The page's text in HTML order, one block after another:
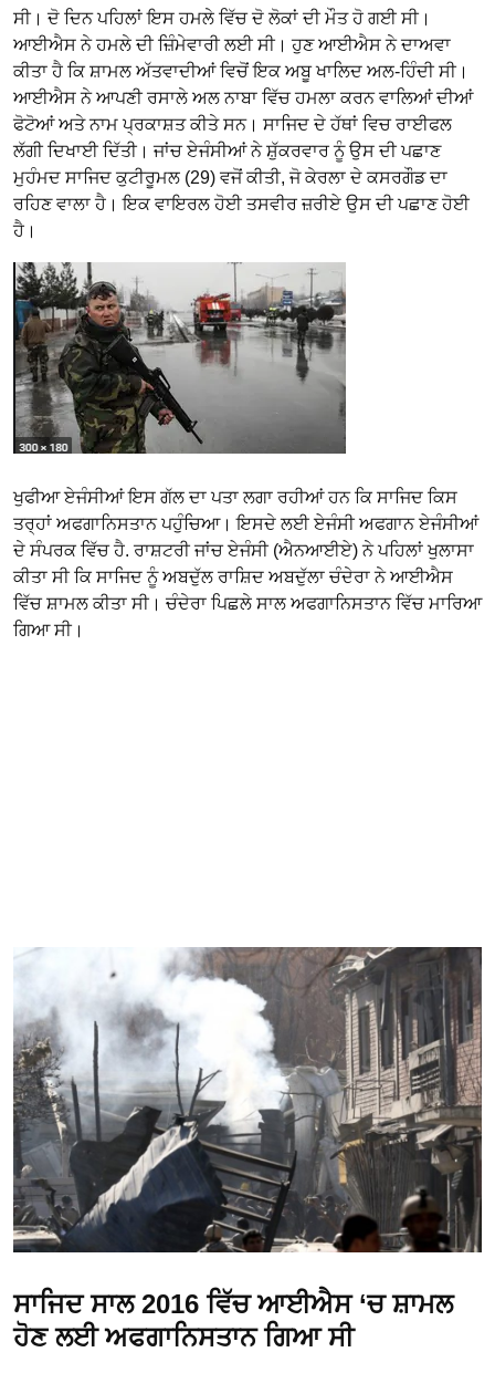
ਸੀ। ਦੋ ਦਿਨ ਪਹਿਲਾਂ ਇਸ ਹਮਲੇ ਵਿੱਚ ਦੋ ਲੋਕਾਂ ਦੀ ਮੌਤ ਹੋ ਗਈ ਸੀ।
ਆਈਐਸ ਨੇ ਹਮਲੇ ਦੀ ਜ਼ਿੰਮੇਵਾਰੀ ਲਈ ਸੀ। ਹੁਣ ਆਈਐਸ ਨੇ ਦਾਅਵਾ
ਕੀਤਾ ਹੈ ਕਿ ਸ਼ਾਮਲ ਅੱਤਵਾਦੀਆਂ ਵਿਚੋਂ ਇਕ ਅਬੂ ਖਾਲਿਦ ਅਲ-ਹਿੰਦੀ ਸੀ।
ਆਈਐਸ ਨੇ ਆਪਣੀ ਰਸਾਲੇ ਅਲ ਨਾਬਾ ਵਿੱਚ ਹਮਲਾ ਕਰਨ ਵਾਲਿਆਂ ਦੀਆਂ
ਫੋਟੋਆਂ ਅਤੇ ਨਾਮ ਪ੍ਰਕਾਸ਼ਤ ਕੀਤੇ ਸਨ। ਸਾਜਿਦ ਦੇ ਹੱਥਾਂ ਵਿਚ ਰਾਈਫਲ
ਲੱਗੀ ਦਿਖਾਈ ਦਿੱਤੀ। ਜਾਂਚ ਏਜੰਸੀਆਂ ਨੇ ਸ਼ੁੱਕਰਵਾਰ ਨੂੰ ਉਸ ਦੀ ਪਛਾਣ
ਮੁਹੰਮਦ ਸਾਜਿਦ ਕੁਟੀਰੂਮਲ (29) ਵਜੋਂ ਕੀਤੀ, ਜੋ ਕੇਰਲਾ ਦੇ ਕਸਰਗੌਡ ਦਾ
ਰਹਿਣ ਵਾਲਾ ਹੈ। ਇਕ ਵਾਇਰਲ ਹੋਈ ਤਸਵੀਰ ਜ਼ਰੀਏ ਉਸ ਦੀ ਪਛਾਣ ਹੋਈ
ਹੈ।
ਖੁਫੀਆ ਏਜੰਸੀਆਂ ਇਸ ਗੱਲ ਦਾ ਪਤਾ ਲਗਾ ਰਹੀਆਂ ਹਨ ਕਿ ਸਾਜਿਦ ਕਿਸ
ਤਰ੍ਹਾਂ ਅਫਗਾਨਿਸਤਾਨ ਪਹੁੰਚਿਆ। ਇਸਦੇ ਲਈ ਏਜੰਸੀ ਅਫਗਾਨ ਏਜੰਸੀਆਂ
ਦੇ ਸੰਪਰਕ ਵਿੱਚ ਹੈ. ਰਾਸ਼ਟਰੀ ਜਾਂਚ ਏਜੰਸੀ (ਐਨਆਈਏ) ਨੇ ਪਹਿਲਾਂ ਖੁਲਾਸਾ
ਕੀਤਾ ਸੀ ਕਿ ਸਾਜਿਦ ਨੂੰ ਅਬਦੁੱਲ ਰਾਸ਼ਿਦ ਅਬਦੁੱਲਾ ਚੰਦੇਰਾ ਨੇ ਆਈਐਸ
ਵਿੱਚ ਸ਼ਾਮਲ ਕੀਤਾ ਸੀ। ਚੰਦੇਰਾ ਪਿਛਲੇ ਸਾਲ ਅਫਗਾਨਿਸਤਾਨ ਵਿੱਚ ਮਾਰਿਆ
ਗਿਆ ਸੀ।
ਸਾਜਿਦ ਸਾਲ 2016 ਵਿੱਚ ਆਈਐਸ ‘ਚ ਸ਼ਾਮਲ
ਹੋਣ ਲਈ ਅਫਗਾਨਿਸਤਾਨ ਗਿਆ ਸੀ